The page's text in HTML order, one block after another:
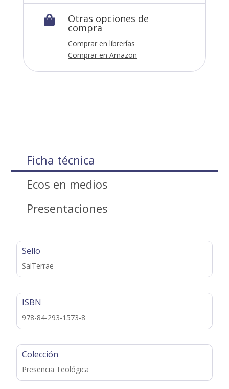
 Otras opciones de
compra
Comprar en librerías
Comprar en Amazon
Ficha técnica
Ecos en medios
Presentaciones
Sello
SalTerrae
ISBN
978-84-293-1573-8
Colección
Presencia Teológica